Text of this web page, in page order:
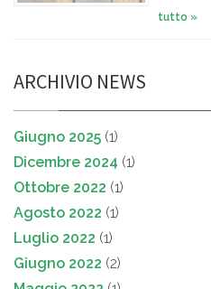
tutto »
ARCHIVIO NEWS
Giugno 2025 (1)
Dicembre 2024 (1)
Ottobre 2022 (1)
Agosto 2022 (1)
Luglio 2022 (1)
Giugno 2022 (2)